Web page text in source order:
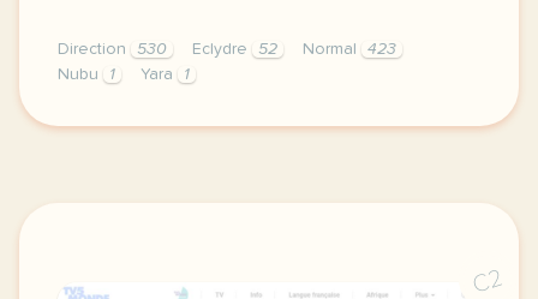
Direction 530 Eclydre 52 Normal
423
Nubu
1 Yara 1
didomi host didomi components button cursor
C2